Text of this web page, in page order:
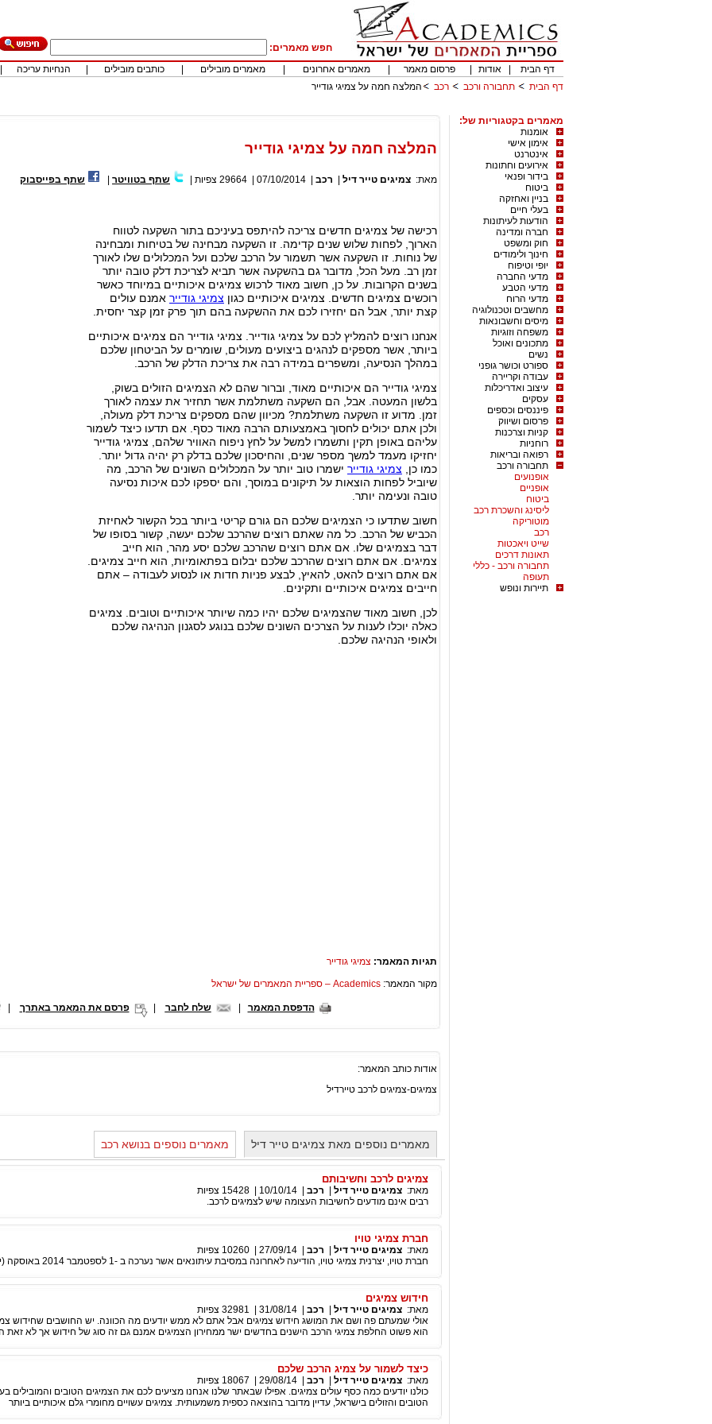
חפש מאמרים:
דף הבית
אודות פרסום מאמר מאמרים אחרונים מאמרים מובילים כותבים מובילים הנחיות עריכה
דף הבית
תחבורה ורכב רכב המלצה חמה על צמיגי גודייר
מאמרים בקטגוריות של:
אומנות
אימון אישי
אינטרנט
אירועים וחתונות
בידור ופנאי
ביטוח
בניין ואחזקה
בעלי חיים
הודעות לעיתונות
חברה ומדינה
חוק ומשפט
חינוך ולימודים
יופי וטיפוח
מדעי החברה
מדעי הטבע
מדעי הרוח
מחשבים וטכנולוגיה
מיסים וחשבונאות
משפחה וזוגיות
מתכונים ואוכל
נשים
ספורט וכושר גופני
עבודה וקריירה
עיצוב ואדריכלות
עסקים
פיננסים וכספים
פרסום ושיווק
קניות וצרכנות
רוחניות
רפואה ובריאות
תחבורה ורכב
אופנועים
אופניים
ביטוח
ליסינג והשכרת רכב
מוטוריקה
רכב
שייט ויאכטות
תאונות דרכים
תחבורה ורכב - כללי
תעופה
תיירות ונופש
המלצה חמה על צמיגי גודייר
מאת: צמיגים טייר דיל רכב 07/10/2014
29664 צפיות שתף בטוויטר שתף בפייסבוק
רכישה של צמיגים חדשים צריכה להיתפס בעיניכם בתור השקעה לטווח
הארוך, לפחות שלוש שנים קדימה. זו השקעה מבחינה של בטיחות ומבחינה
של נוחות. זו השקעה אשר תשמור על הרכב שלכם ועל המכלולים שלו לאורך
זמן רב. מעל הכל, מדובר גם בהשקעה אשר תביא לצריכת דלק טובה יותר
בשנים הקרובות. על כן, חשוב מאוד לרכוש צמיגים איכותיים במיוחד כאשר
רוכשים צמיגים חדשים. צמיגים איכותיים כגון צמיגי גודייר אמנם עולים
קצת יותר, אבל הם יחזירו לכם את ההשקעה בהם תוך פרק זמן קצר יחסית.
אנחנו רוצים להמליץ לכם על צמיגי גודייר. צמיגי גודייר הם צמיגים איכותיים
ביותר, אשר מספקים לנהגים ביצועים מעולים, שומרים על הביטחון שלכם
במהלך הנסיעה, ומשפרים במידה רבה את צריכת הדלק של הרכב.
צמיגי גודייר הם איכותיים מאוד, וברור שהם לא הצמיגים הזולים בשוק,
בלשון המעטה. אבל, הם השקעה משתלמת אשר תחזיר את עצמה לאורך
זמן. מדוע זו השקעה משתלמת? מכיוון שהם מספקים צריכת דלק מעולה,
ולכן אתם יכולים לחסוך באמצעותם הרבה מאוד כסף. אם תדעו כיצד לשמור
עליהם באופן תקין ותשמרו למשל על לחץ ניפוח האוויר שלהם, צמיגי גודייר
יחזיקו מעמד למשך מספר שנים, והחיסכון שלכם בדלק רק יהיה גדול יותר.
כמו כן, צמיגי גודייר ישמרו טוב יותר על המכלולים השונים של הרכב, מה
שיוביל לפחות הוצאות על תיקונים במוסך, והם יספקו לכם איכות נסיעה
טובה ונעימה יותר.
חשוב שתדעו כי הצמיגים שלכם הם גורם קריטי ביותר בכל הקשור לאחיזת
הכביש של הרכב. כל מה שאתם רוצים שהרכב שלכם יעשה, קשור בסופו של
דבר בצמיגים שלו. אם אתם רוצים שהרכב שלכם יסע מהר, הוא חייב
צמיגים. אם אתם רוצים שהרכב שלכם יבלום בפתאומיות, הוא חייב צמיגים.
אם אתם רוצים להאט, להאיץ, לבצע פניות חדות או לנסוע לעבודה – אתם
חייבים צמיגים איכותיים ותקינים.
לכן, חשוב מאוד שהצמיגים שלכם יהיו כמה שיותר איכותיים וטובים. צמיגים
כאלה יוכלו לענות על הצרכים השונים שלכם בנוגע לסגנון הנהיגה שלכם
ולאופי הנהיגה שלכם.
תגיות המאמר: צמיגי גודייר
מקור המאמר: Academics – ספריית המאמרים של ישראל
הדפסת המאמר שלח לחבר פרסם את המאמר באתרך |
אודות כותב המאמר:
צמיגים-צמיגים לרכב טיירדיל
מאמרים נוספים מאת צמיגים טייר דיל מאמרים נוספים בנושא רכב
צמיגים לרכב וחשיבותם
מאת: צמיגים טייר דיל רכב 10/10/14
15428 צפיות
רבים אינם מודעים לחשיבות העצומה שיש לצמיגים לרכב.
חברת צמיגי טויו
מאת: צמיגים טייר דיל רכב 27/09/14
10260 צפיות
חברת טויו, יצרנית צמיגי טויו, הודיעה לאחרונה במסיבת עיתונאים אשר נערכה ב -1 לספטמבר 2014 באוסקה (יפן
חידוש צמיגים
מאת: צמיגים טייר דיל רכב 31/08/14
32981 צפיות
אולי שמעתם פה ושם את המושג חידוש צמיגים אבל אתם לא ממש יודעים מה הכוונה. יש החושבים שחידוש
הוא פשוט החלפת צמיגי הרכב הישנים בחדשים ישר ממחירון הצמיגים אמנם גם זה סוג של חידוש אך לא זאת
כיצד לשמור על צמיג הרכב שלכם
מאת: צמיגים טייר דיל רכב 29/08/14
18067 צפיות
כולנו יודעים כמה כסף עולים צמיגים. אפילו שבאתר שלנו אנחנו מציעים לכם את הצמיגים הטובים והמובילים
הטובים והזולים בישראל, עדיין מדובר בהוצאה כספית משמעותית. צמיגים עשויים מחומרי גלם איכותיים ביותר